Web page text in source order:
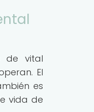
de vital
El
es
vida de